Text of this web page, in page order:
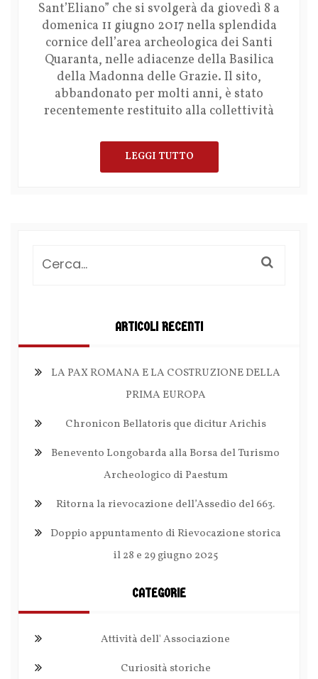
Sant’Eliano” che si svolgerà da giovedì 8 a
domenica 11 giugno 2017 nella splendida
cornice dell’area archeologica dei Santi
Quaranta, nelle adiacenze della Basilica
della Madonna delle Grazie. Il sito,
abbandonato per molti anni, è stato
recentemente restituito alla collettività
LEGGI TUTTO
ARTICOLI RECENTI
LA PAX ROMANA E LA COSTRUZIONE DELLA
PRIMA EUROPA
Chronicon Bellatoris que dicitur Arichis
Benevento Longobarda alla Borsa del Turismo
Archeologico di Paestum
Ritorna la rievocazione dell’Assedio del 663.
Doppio appuntamento di Rievocazione storica
il 28 e 29 giugno 2025
CATEGORIE
Attività dell' Associazione
Curiosità storiche